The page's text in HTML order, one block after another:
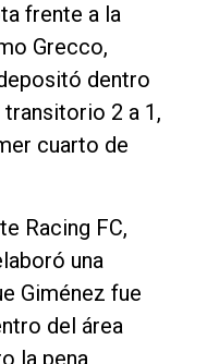
frente a la
Grecco,
dentro
2 a 1,
cuarto de
Racing FC,
una
Giménez fue
del área